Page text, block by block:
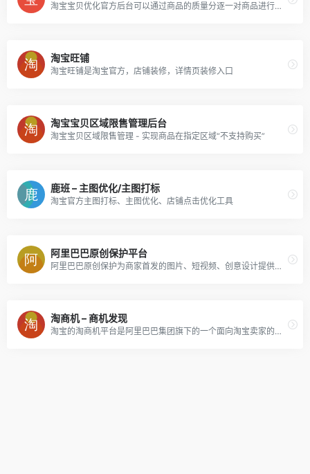
淘宝宝贝优化官方后台可以通过商品的质量分逐一对商品进行优化，从而增加宝贝权重获得更多免费流量。
淘宝旺铺
淘宝旺铺是淘宝官方，店铺装修，详情页装修入口
淘宝宝贝区域限售管理后台
淘宝宝贝区域限售管理 - 实现商品在指定区域“不支持购买”
鹿班 – 主图优化/主图打标
淘宝官方主图打标、主图优化、店铺点击优化工具
阿里巴巴原创保护平台
阿里巴巴原创保护为商家首发的图片、短视频、创意设计提供权威、专业的一站式备案-维权-授权全链路解决方案。
淘商机 – 商机发现
淘宝的淘商机平台是阿里巴巴集团旗下的一个面向淘宝卖家的商业机会平台。